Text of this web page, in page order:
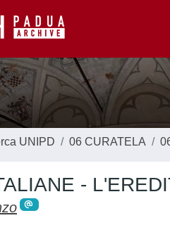
UNIPD 06 CURATELA
-